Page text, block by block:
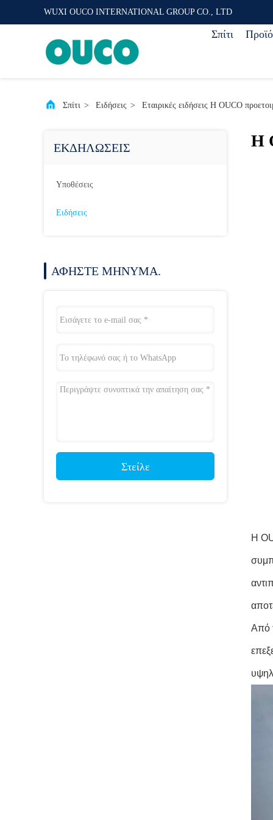
WUXI OUCO INTERNATIONAL GROUP CO., LTD
Σπίτι
Σπίτι > Ειδήσεις > Εταιρικές ειδήσεις Η OUCO
ΕΚΔΗΛΏΣΕΙΣ
Υποθέσεις
Ειδήσεις
ΑΦΉΣΤΕ ΜΉΝΥΜΑ.
Στείλε
Η
Η
Από